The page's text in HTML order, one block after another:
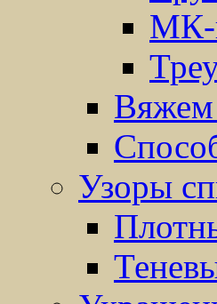
МК-
Вяжем
Узоры